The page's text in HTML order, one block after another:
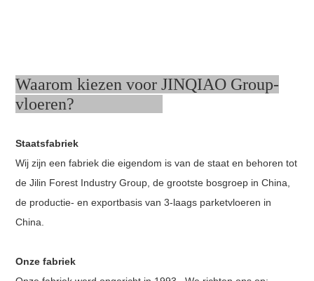
Waarom kiezen voor JINQIAO Group-
vloeren?
Staatsfabriek
Wij zijn een fabriek die eigendom is van de staat en behoren tot
de Jilin Forest Industry Group, de grootste bosgroep in China,
de productie- en exportbasis van 3-laags parketvloeren in
China.
Onze fabriek